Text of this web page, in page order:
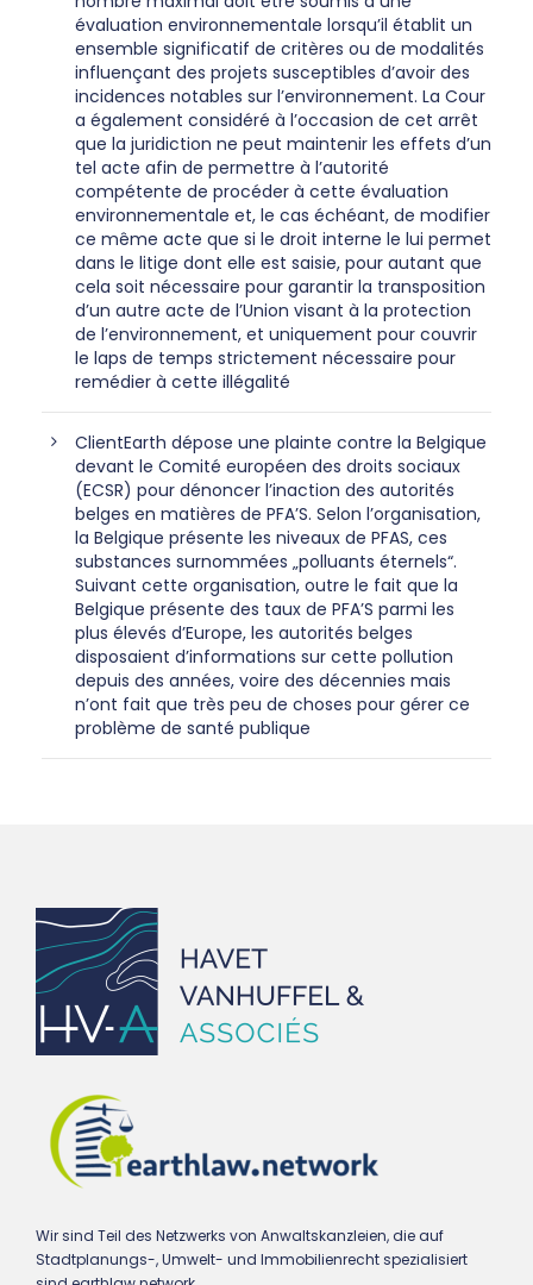
évaluation environnementale lorsqu’il établit un
ensemble significatif de critères ou de modalités
influençant des projets susceptibles d’avoir des
incidences notables sur l’environnement. La Cour
a également considéré à l’occasion de cet arrêt
que la juridiction ne peut maintenir les effets d’un
tel acte afin de permettre à l’autorité
compétente de procéder à cette évaluation
environnementale et, le cas échéant, de modifier
ce même acte que si le droit interne le lui permet
dans le litige dont elle est saisie, pour autant que
cela soit nécessaire pour garantir la transposition
d’un autre acte de l’Union visant à la protection
de l’environnement, et uniquement pour couvrir
le laps de temps strictement nécessaire pour
remédier à cette illégalité
ClientEarth dépose une plainte contre la Belgique
devant le Comité européen des droits sociaux
(ECSR) pour dénoncer l’inaction des autorités
belges en matières de PFA’S. Selon l’organisation,
la Belgique présente les niveaux de PFAS, ces
substances surnommées „polluants éternels“.
Suivant cette organisation, outre le fait que la
Belgique présente des taux de PFA’S parmi les
plus élevés d’Europe, les autorités belges
disposaient d’informations sur cette pollution
depuis des années, voire des décennies mais
n’ont fait que très peu de choses pour gérer ce
problème de santé publique
Wir sind Teil des Netzwerks von Anwaltskanzleien, die auf
Stadtplanungs-, Umwelt- und Immobilienrecht spezialisiert